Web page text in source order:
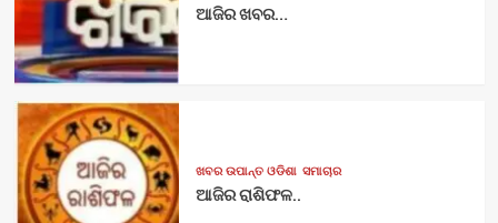
ଆଜିର ଖବର…
ଖବର ଉପାନ୍ତ ଓଡିଶା ସମାଚାର
ଆଜିର ରାଶିଫଳ..